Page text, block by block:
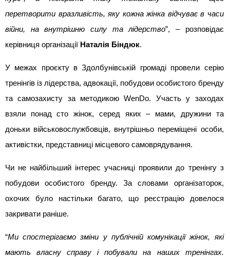
перетворити вразливість, яку кожна жінка відчуває в часи
війни, на внутрішню силу та лідерство”, – розповідає
керівниця організації Наталія Біндюк.
У межах проєкту в Здолбунівській громаді провели серію
тренінгів із лідерства, адвокації, побудови особистого бренду
та самозахисту за методикою WenDo. Участь у заходах
взяли понад сто жінок, серед яких – мами, дружини та
доньки військовослужбовців, внутрішньо переміщені особи,
активістки, представниці місцевого самоврядування.
Чи не найбільший інтерес учасниці проявили до тренінгу з
побудови особистого бренду. За словами організаторок,
охочих було настільки багато, що реєстрацію довелося
закривати раніше.
“Ми спостерігаємо зміни у публічній комунікації жінок, які
мають власну справу і побували на наших тренінгах.